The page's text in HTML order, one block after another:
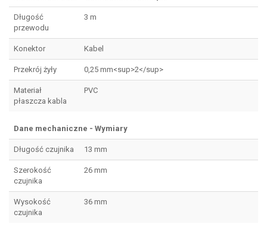
Długość
przewodu
3 m
Konektor Kabel
Przekrój żyły 0,25 mm<sup>2</sup>
Materiał
płaszcza kabla
PVC
Dane mechaniczne - Wymiary
Długość czujnika 13 mm
Szerokość
czujnika
26 mm
Wysokość
czujnika
36 mm